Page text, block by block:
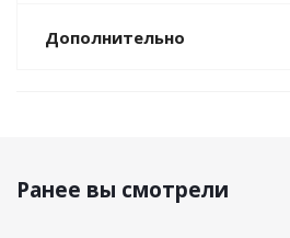
Дополнительно
Ранее вы смотрели